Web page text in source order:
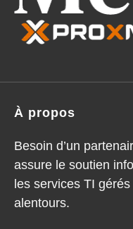
À propos
Besoin d’un
assure le soutien
les services TI
alentours.